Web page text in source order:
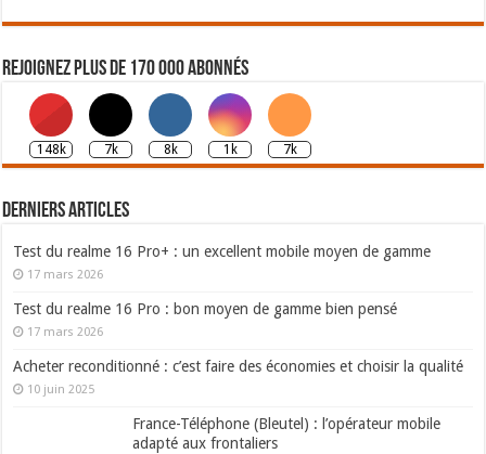
Rejoignez plus de 170 000 abonnés
148k 7k 8k 1k 7k
Derniers articles
Test du realme 16 Pro+ : un excellent mobile moyen de gamme
17 mars 2026
Test du realme 16 Pro : bon moyen de gamme bien pensé
17 mars 2026
Acheter reconditionné : c’est faire des économies et choisir la qualité
10 juin 2025
France-Téléphone (Bleutel) : l’opérateur mobile
adapté aux frontaliers